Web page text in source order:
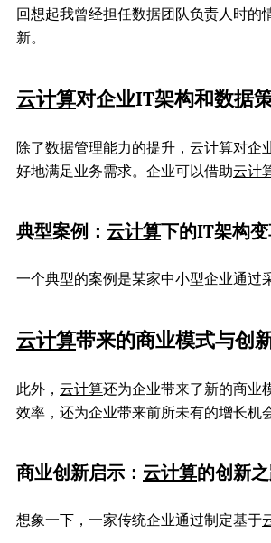
回想起我曾经担任数据团队负责人时的
新。
云计算对企业IT架构和数据
除了数据管理能力的提升， 云计算对企
好地满足业务需求。企业可以借助云计
典型案例： 云计算下的IT架构
一个典型的案例是某家中小型企业通过
云计算带来的商业模式与创
此外， 云计算还为企业带来了新的商业
效率，还为企业带来前所未有的增长机
商业创新启示： 云计算的创新
想象一下，一家传统企业通过制定基于